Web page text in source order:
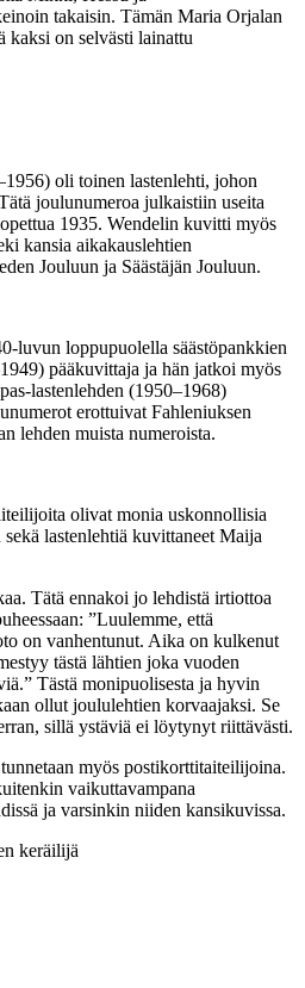
takaisin. Tämän Maria Orjalan
kaksi on selvästi lainattu
oli toinen lastenlehti, johon
joulunumeroa julkaistiin useita
1935. Wendelin kuvitti myös
kansia aikakauslehtien
Jouluun ja Säästäjän Jouluun.
luvun loppupuolella säästöpankkien
pääkuvittaja ja hän jatkoi myös
lastenlehden (1950–1968)
erottuivat Fahleniuksen
lehden muista numeroista.
olivat monia uskonnollisia
lastenlehtiä kuvittaneet Maija
Tätä ennakoi jo lehdistä irtiottoa
”Luulemme, että
on vanhentunut. Aika on kulkenut
tästä lähtien joka vuoden
Tästä monipuolisesta ja hyvin
ollut joululehtien korvaajaksi. Se
sillä ystäviä ei löytynyt riittävästi.
myös postikorttitaiteilijoina.
vaikuttavampana
ja varsinkin niiden kansikuvissa.
keräilijä